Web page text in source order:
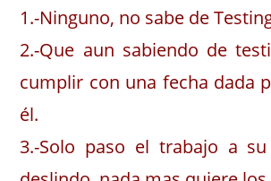
1.-Ninguno, no sabe de
2.-Que aun sabiendo de
cumplir con una fecha dada
él.
3.-Solo paso el trabajo a